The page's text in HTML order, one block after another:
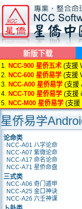
新版下载
1. NCC-900 星侨五术(支援
2. NCC-600 星侨易学(支援
3. NCC-A00 星侨易学(支援
4. NCC-T00 星侨易学(支援
5. NCC-M00 星侨易学(支援
星侨易学
论命类
NCC-A01 八字论命
NCC-A07 紫微论命
NCC-A17 命名论命
NCC-A71 星侨命盘
三式类
NCC-A06 奇门遁甲
NCC-A25 金口神诀
NCC-A26 六壬神课